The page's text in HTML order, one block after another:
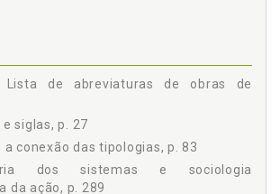
Costume e Convenção, p. 133
e Limites do Domínio Jurídico, p. 135
DA ÉTICA, p. 138
POSITIVISMO JURÍDICO, p. 146
DE DESENVOLVIMENTO DO DIREITO
ANÁLISE HISTÓRICO-EVOLUTIVA DO
Lista de abreviaturas de obras de
siglas, p. 27
a conexão das tipologias, p. 83
dos sistemas e sociologia
da ação, p. 289